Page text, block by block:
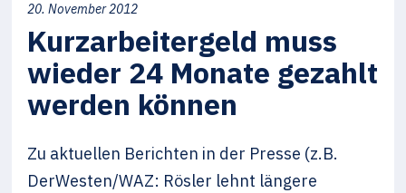
20. November 2012
Kurzarbeitergeld muss
wieder 24 Monate gezahlt
werden können
Zu aktuellen Berichten in der Presse (z.B.
DerWesten/WAZ: Rösler lehnt längere